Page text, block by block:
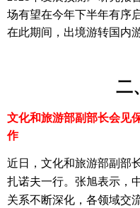
场有望在今年下半年有序
在此期间，出境游转国内
二、
文化和旅游部副部长会见
作
近日，文化和旅游部副部
扎诺夫一行。张旭表示，
关系不断深化，各领域交